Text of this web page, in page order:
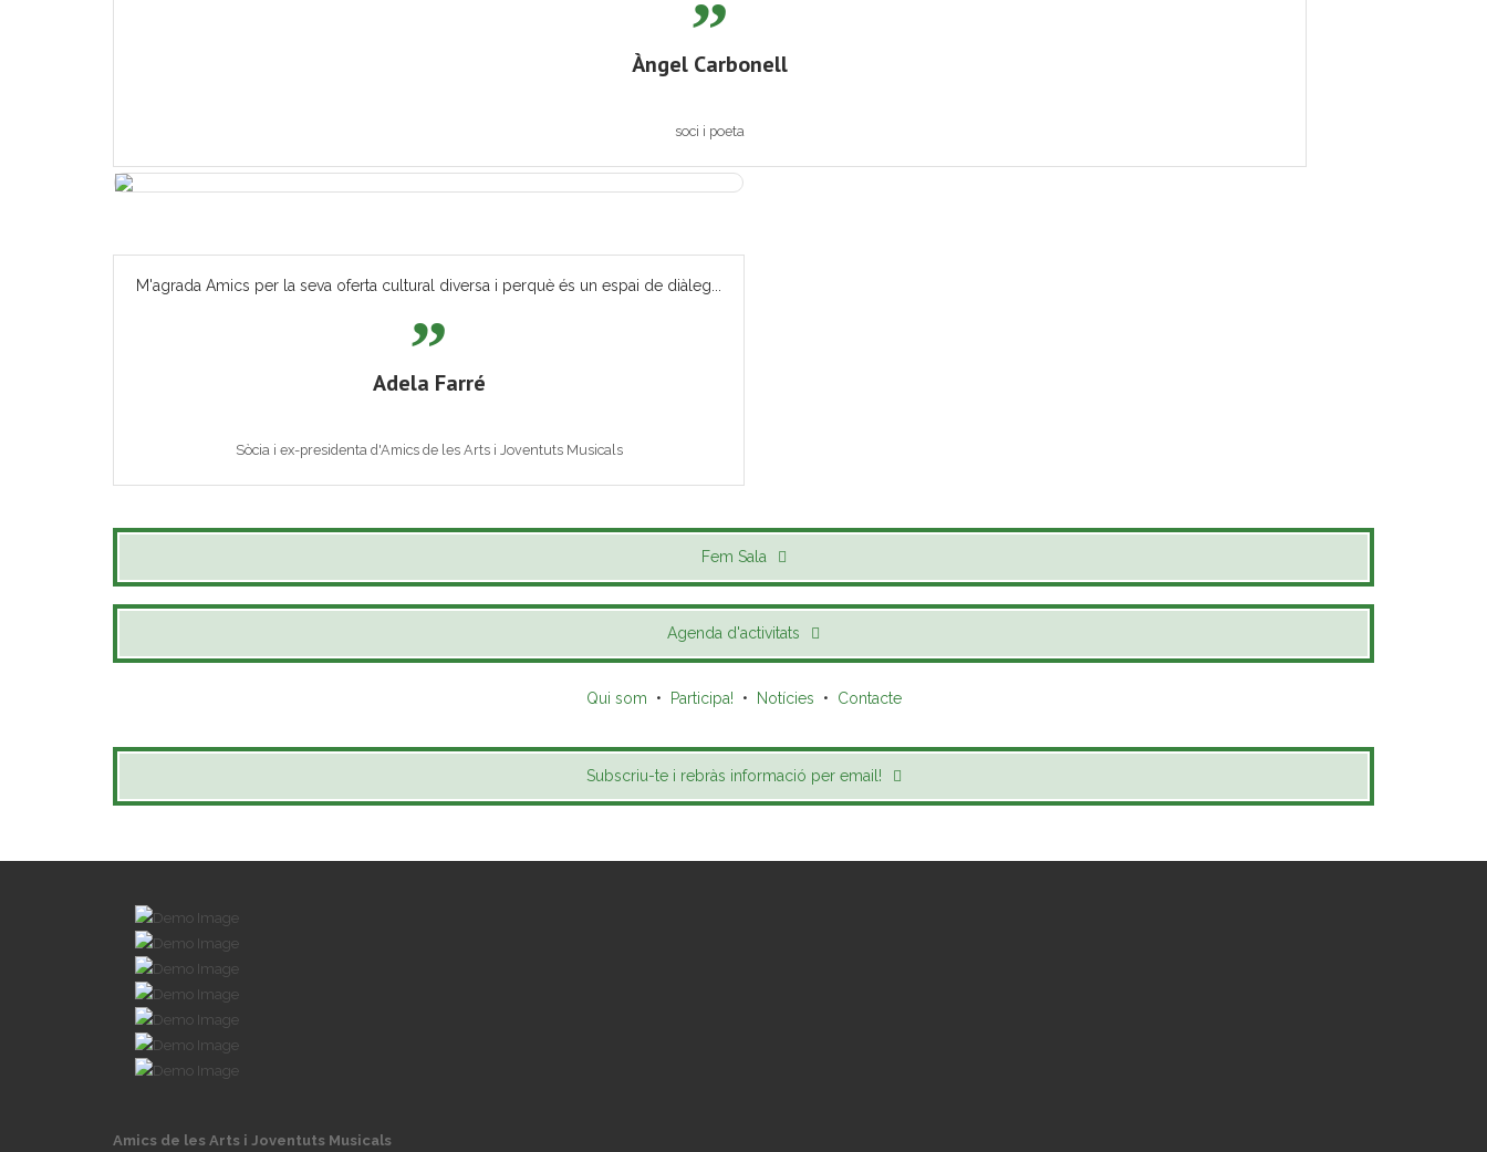
Àngel Carbonell
soci i poeta
M'agrada Amics per la seva oferta cultural diversa i perquè és un espai de diàleg...
Adela Farré
Sòcia i ex-presidenta d'Amics de les Arts i Joventuts Musicals
Fem Sala
Agenda d'activitats
Qui som • Participa! • Notícies • Contacte
Subscriu-te i rebràs informació per email!
Amics de les Arts i Joventuts Musicals